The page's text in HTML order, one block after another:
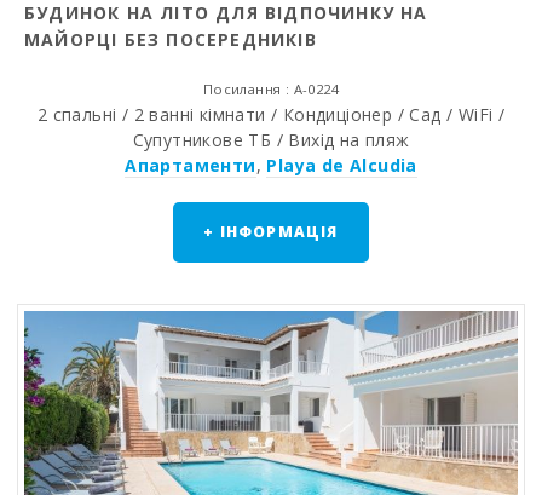
БУДИНОК НА ЛІТО ДЛЯ ВІДПОЧИНКУ НА
МАЙОРЦІ БЕЗ ПОСЕРЕДНИКІВ
Посилання : A-0224
2 спальні / 2 ванні кімнати / Кондиціонер / Сад / WiFi /
Супутникове ТБ / Вихід на пляж
Апартаменти, Playa de Alcudia
+ ІНФОРМАЦІЯ